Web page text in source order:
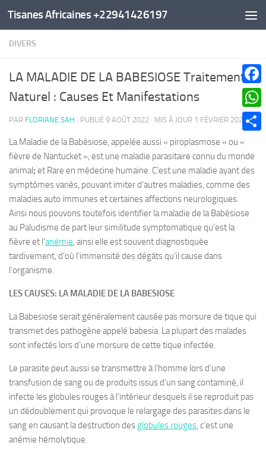
Au dessous du contenu
Tisanes Africaines +22941426197
DIVERS
LA MALADIE DE LA BABESIOSE Traitement
Naturel : Causes Et Manifestations
PAR FLORIANE SAH · PUBLIÉ 9 AOÛT 2022 · MIS À JOUR 1 FÉVRIER 2025
La Maladie de la Babésiose, appelée aussi « piroplasmose » ou «
fièvre de Nantucket », est une maladie parasitaire connu du monde
animal; et Rare en médecine humaine. C’est une maladie ayant des
symptômes variés, pouvant imiter d’autres maladies, comme des
maladies auto immunes et certaines affections neurologiques.
Ainsi nous pouvons toutefois identifier la maladie de la Babésiose
au Paludisme de part leur similitude symptomatique qu’est la
fièvre et l’anémie, ainsi elle est souvent diagnostiquée
tardivement, d’où l’immensité des dégâts qu’il cause dans
l’organisme.
LES CAUSES: LA MALADIE DE LA BABESIOSE
La Babesiose serait généralement causée pas morsure de tique qui
transmet des pathogène appelé babesia. La plupart des malades
sont infectés lors d’une morsure de cette tique infectée.
Le parasite peut aussi se transmettre à l’homme lors d’une
transfusion de sang ou de produits issus d’un sang contaminé, il
infecte les globules rouges à l’intérieur desquels il se reproduit pas
un dédoublement qui provoque le relargage des parasites dans le
sang en causant la destruction des globules rouges, c’est une
anémie hémolytique.